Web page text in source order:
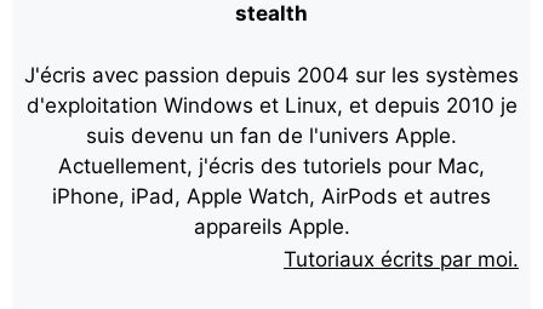
stealth
J'écris avec passion depuis 2004 sur les systèmes
d'exploitation Windows et Linux, et depuis 2010 je
suis devenu un fan de l'univers Apple.
Actuellement, j'écris des tutoriels pour Mac,
iPhone, iPad, Apple Watch, AirPods et autres
appareils Apple.
Tutoriaux écrits par moi.